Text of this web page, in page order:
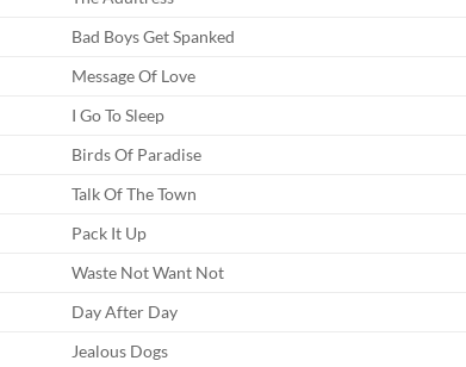
Bad Boys Get Spanked
Message Of Love
I Go To Sleep
Birds Of Paradise
Talk Of The Town
Pack It Up
Waste Not Want Not
Day After Day
Jealous Dogs